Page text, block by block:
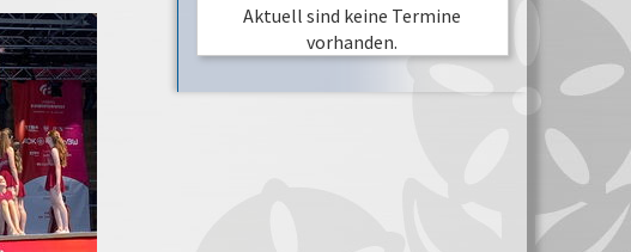
Aktuell sind keine Termine
vorhanden.